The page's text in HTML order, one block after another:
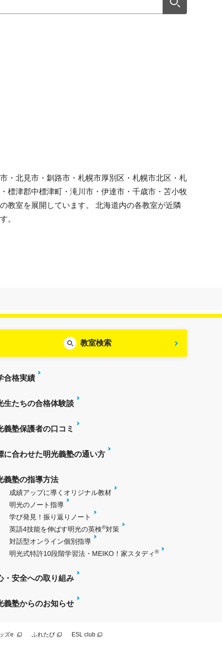
・北見市・釧路市・札幌市厚別区・札幌市北区・札
標津郡中標津町・滝川市・伊達市・千歳市・苫小牧
教室を展開しています。 北海道内の各教室が近隣
。
教室検索
合格実績
生たちの合格体験談
義塾保護者の口コミ
に合わせた明光義塾の通い方
義塾の指導方法
成績アップに導くオリジナル教材
明光のノート指導
学び発見！振り返りノート
英語4技能を伸ばす明光の英検®対策
対話型オンライン個別指導
明光式特許10段階学習法・MEIKO！家スタディ ®
・安全への取り組み
義塾からのお知らせ
ズe ふれたび ESL club